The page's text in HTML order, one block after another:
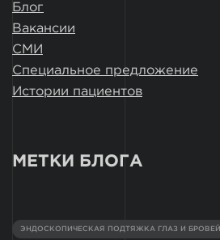
Блог
Вакансии
СМИ
Специальное предложение
Истории пациентов
МЕТКИ БЛОГА
ЭНДОСКОПИЧЕСКАЯ ПОДТЯЖКА ГЛАЗ И БРОВЕЙ